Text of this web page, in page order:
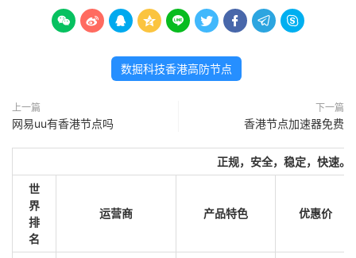
        
数掘科技香港高防节点
上一篇
网易uu有香港节点吗
下一篇
香港节点加速器免费
正规，安全，稳定，快速。
世
界
排
名
运营商 产品特色 优惠价